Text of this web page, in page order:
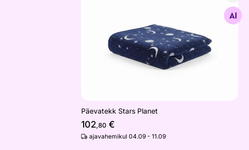
Päevatekk Stars Planet
102,80 €
ajavahemikul 04.09 - 11.09